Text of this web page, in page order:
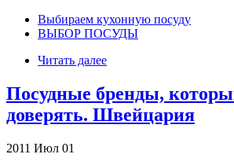
Выбираем кухонную посуду
ВЫБОР ПОСУДЫ
Читать далее
Посудные бренды,
доверять. Швейцария
2011 Июл 01